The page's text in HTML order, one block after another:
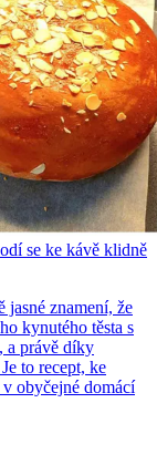
se ke kávě klidně
jasné znamení, že
kynutého těsta s
a právě díky
to recept, ke
obyčejné domácí